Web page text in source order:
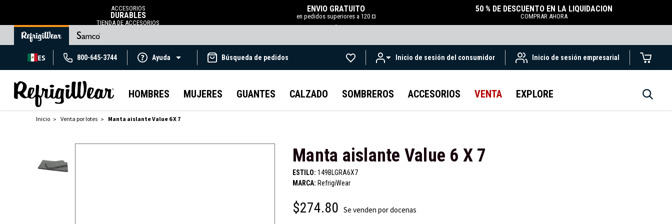
ACCESORIOS
DURABLES
TIENDA DE ACCESORIOS
ENVÍO GRATUITO
en pedidos superiores a 120 ¤
.
50 % DE DESCUENTO EN LA LIQUIDACIÓN
COMPRAR AHORA
ES 800-645-3744 Ayuda Búsqueda de pedidos Inicio de sesión del consumidor Inicio de sesión empresarial
HOMBRES MUJERES GUANTES CALZADO SOMBREROS ACCESORIOS VENTA EXPLORE
Inicio Venta por lotes Manta aislante Value 6 X 7
Manta aislante Value 6 X 7
ESTILO: 149BLGRA6X7
MARCA: RefrigiWear
$274.80 Se venden por docenas